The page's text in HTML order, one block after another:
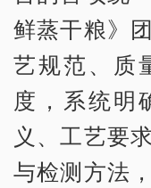
鲜蒸干粮》
艺规范、质
度，系统明
义、工艺要
与检测方法